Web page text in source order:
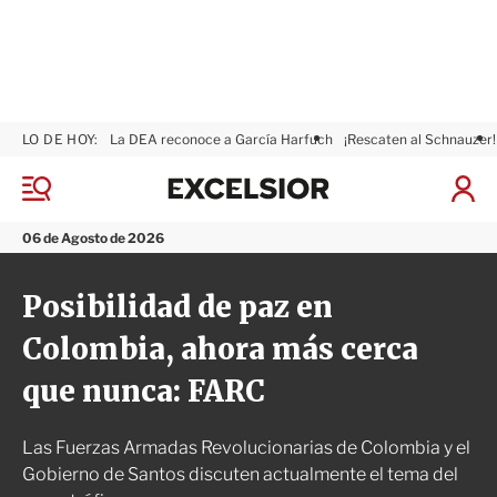
M
n
ú
06 de Agosto de 2026
LO DE HOY: La DEA reconoce a García Harfuch ¡Rescaten al Schnauzer!
I
n
x
l
i
o
r
Posibilidad de paz en
Colombia, ahora más cerca
que nunca: FARC
Las Fuerzas Armadas Revolucionarias de Colombia y el
Gobierno de Santos discuten actualmente el tema del